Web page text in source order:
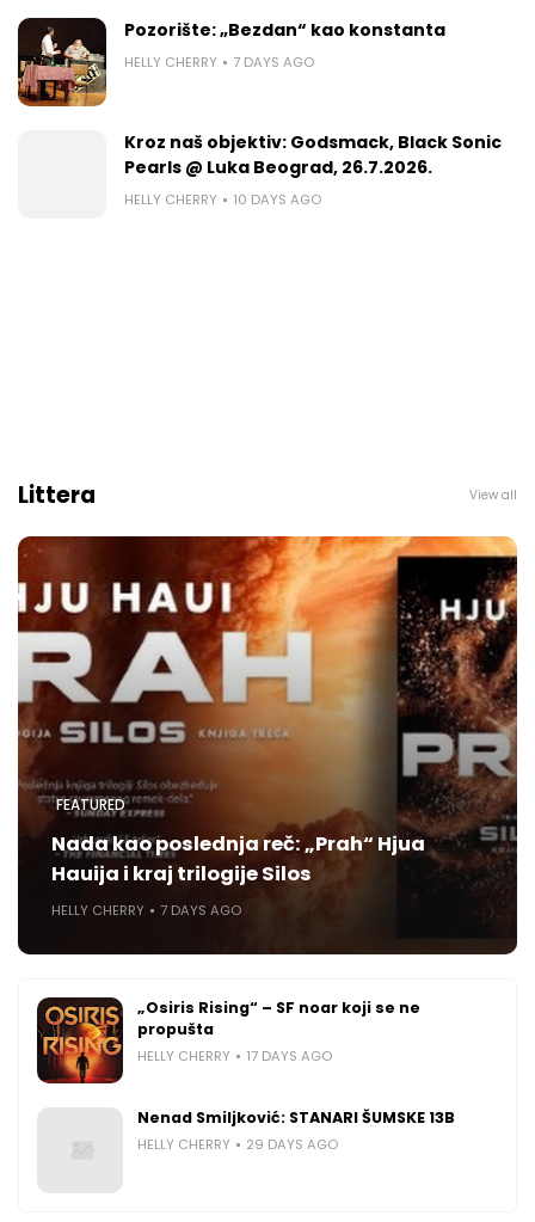
Pozorište: „Bezdan“ kao konstanta
HELLY CHERRY 7 DAYS AGO
Kroz naš objektiv: Godsmack, Black Sonic
Pearls @ Luka Beograd, 26.7.2026.
HELLY CHERRY 10 DAYS AGO
Littera View all
FEATURED
Nada kao poslednja reč: „Prah“ Hjua
Hauija i kraj trilogije Silos
HELLY CHERRY 7 DAYS AGO
„Osiris Rising“ – SF noar koji se ne
propušta
HELLY CHERRY 17 DAYS AGO
Nenad Smiljković: STANARI ŠUMSKE 13B
HELLY CHERRY 29 DAYS AGO